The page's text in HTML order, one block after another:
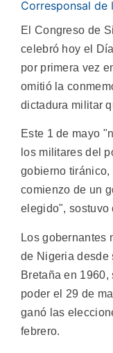
Corresponsal de
El Congreso de
celebró hoy el
por primera vez
omitió la
dictadura militar
Este 1 de mayo
los militares del
gobierno tiránico,
comienzo de un
elegido", sostuvo
Los gobernantes
de Nigeria desde
Bretaña en 1960,
poder el 29 de
ganó las
febrero.